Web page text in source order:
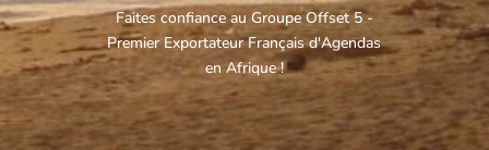
Faites confiance au Groupe Offset 5 -
Premier Exportateur Français d'Agendas
en Afrique !